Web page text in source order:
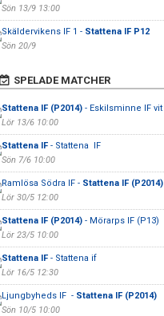
Sön 13/9 13:00
Skäldervikens IF 1 - Stattena IF P12
Sön 20/9
SPELADE MATCHER
Stattena IF (P2014)- Eskilsminne IF vit
Lör 13/6 10:00
Stattena IF- Stattena IF
Sön 7/6 10:00
Ramlösa Södra IF - Stattena IF (P2014)
Lör 30/5 12:00
Stattena IF (P2014)- Mörarps IF (P13)
Lör 23/5 10:00
Stattena IF- Stattena if
Lör 16/5 12:30
Ljungbyheds IF - Stattena IF (P2014)
Sön 10/5 10:00